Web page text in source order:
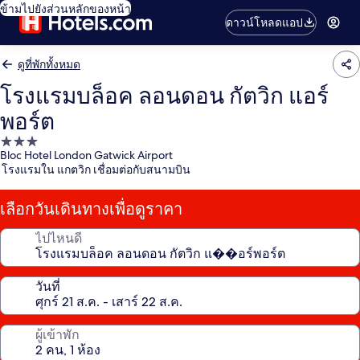
ข้ามไปยังส่วนหลักของหน้า
ดาวน์โหลดแอป
ดูที่พักทั้งหมด
โรงแรมบล็อค ลอนดอน กัตวิก แอร์
พอร์ต
ที่พัก
3.0
Bloc Hotel London Gatwick Airport
โรงแรมใน แกตวิก เชื่อมต่อกับสนามบิน
เลือกวันเดินทางเพื่อดูราคา
ไปไหนดี
วันที่
ผู้เข้าพัก